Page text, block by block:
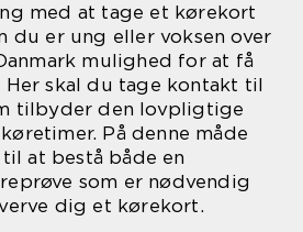
med at tage et kørekort
du er ung eller voksen over
mulighed for at få
skal du tage kontakt til
tilbyder den lovpligtige
På denne måde
at bestå både en
som er nødvendig
dig et kørekort.